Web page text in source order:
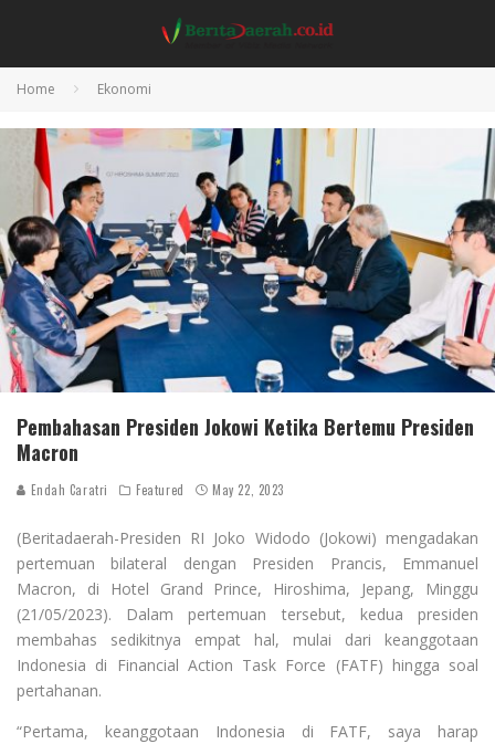
Home Ekonomi
Pembahasan Presiden Jokowi Ketika Bertemu Presiden
Macron
Endah Caratri Featured May 22, 2023
(Beritadaerah-Presiden RI Joko Widodo (Jokowi) mengadakan
pertemuan bilateral dengan Presiden Prancis, Emmanuel
Macron, di Hotel Grand Prince, Hiroshima, Jepang, Minggu
(21/05/2023). Dalam pertemuan tersebut, kedua presiden
membahas sedikitnya empat hal, mulai dari keanggotaan
Indonesia di Financial Action Task Force (FATF) hingga soal
pertahanan.
“Pertama, keanggotaan Indonesia di FATF, saya harap